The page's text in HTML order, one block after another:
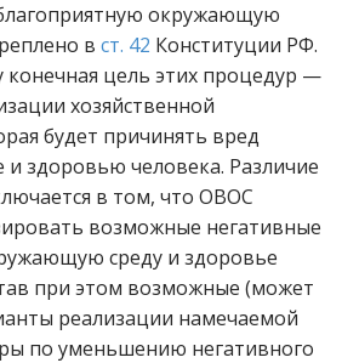
окружающую
в ст. 42 Конституции РФ.
конечная цель этих процедур —
хозяйственной
будет причинять вред
здоровью человека. Различие
в том, что ОВОС
возможные негативные
среду и здоровье
при этом возможные (может
реализации намечаемой
по уменьшению негативного